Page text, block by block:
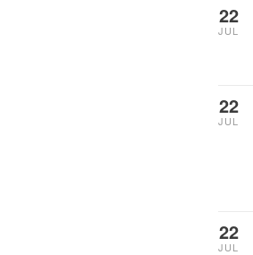
22
JUL
22
JUL
22
JUL